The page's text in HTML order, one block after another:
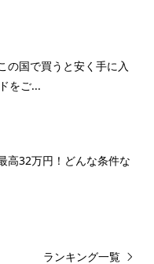
の国で買うと安く手に入
をご...
高32万円！どんな条件な
ランキング一覧